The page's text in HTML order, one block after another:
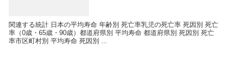
関連する統計 日本の平均寿命 年齢別 死亡率乳児の死亡率 死因別 死亡
率（0歳・65歳・90歳）都道府県別 平均寿命 都道府県別 死因別 死亡
率市区町村別 平均寿命 死因別 ...